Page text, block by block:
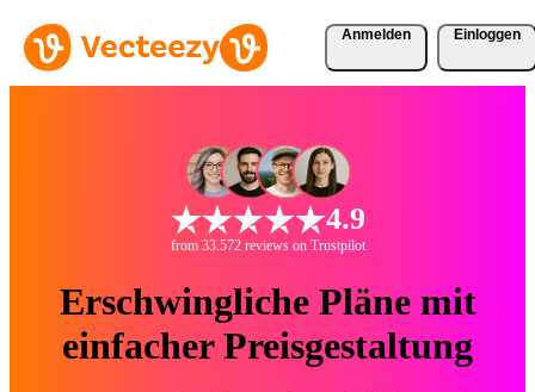
Anmelden Einloggen
4.9
from 33.572 reviews on Trustpilot
Erschwingliche Pläne mit
einfacher Preisgestaltung